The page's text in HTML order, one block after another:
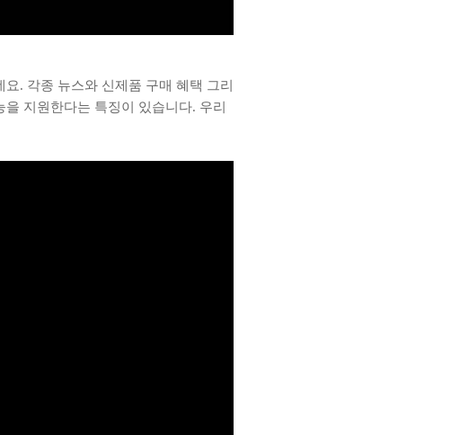
. 각종 뉴스와 신제품 구매 혜택 그리
지원한다는 특징이 있습니다. 우리